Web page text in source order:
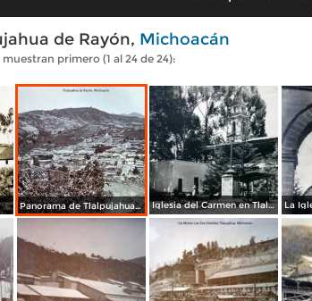
de Rayón, Michoacán
primero (1 al 24 de 24):
Panorama de Tlalpujahua de Rayón, Michoacán. Iglesia del Carmen en Tlalpujahua de Rayón, Michoacán.